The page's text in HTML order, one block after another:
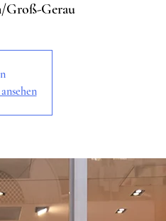
Groß-Gerau